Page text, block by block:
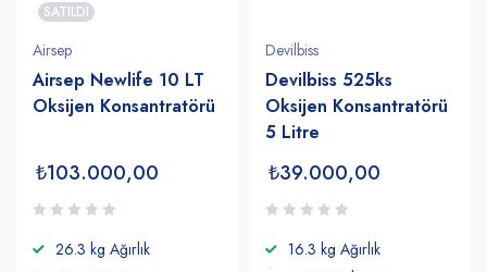
SATILDI
Airsep
Airsep Newlife 10 LT
Oksijen Konsantratörü
₺103.000,00
26.3 kg Ağırlık
Devilbiss
Devilbiss 525ks
Oksijen Konsantratörü
5 Litre
₺39.000,00
16.3 kg Ağırlık